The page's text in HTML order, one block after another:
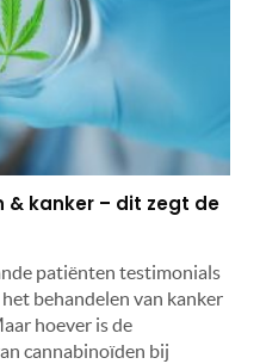
kanker – dit zegt de
patiënten testimonials
behandelen van kanker
hoever is de
cannabinoïden bij